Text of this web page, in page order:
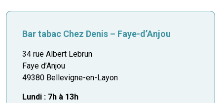
Bar tabac Chez Denis – Faye-d’Anjou
34 rue Albert Lebrun
Faye d’Anjou
49380 Bellevigne-en-Layon
Lundi : 7h à 13h